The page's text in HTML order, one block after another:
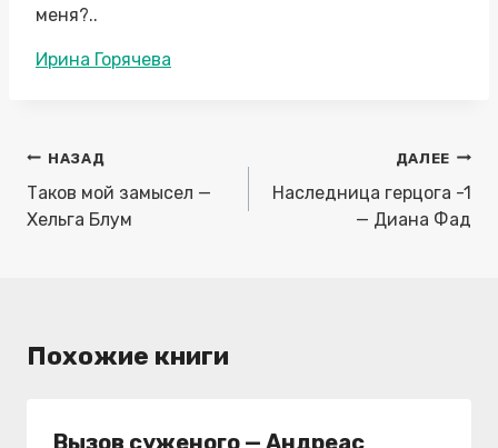
меня?..
Метки
Ирина Горячева
Навигация
по
записям
НАЗАД
Таков мой замысел —
Хельга Блум
ДАЛЕЕ
Наследница герцога -1
— Диана Фад
Похожие книги
Вызов суженого — Андреас